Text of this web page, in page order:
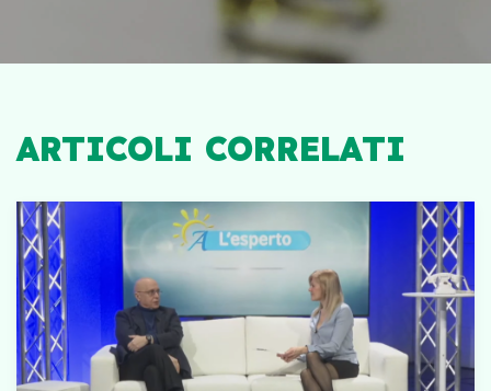
ARTICOLI CORRELATI